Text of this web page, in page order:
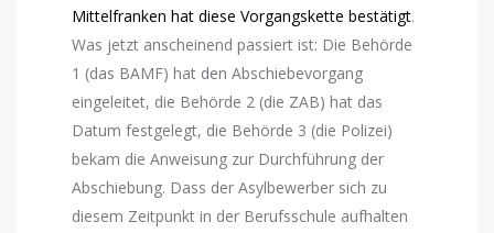
Mittelfranken hat diese Vorgangskette bestätigt.
Was jetzt anscheinend passiert ist: Die Behörde
1 (das BAMF) hat den Abschiebevorgang
eingeleitet, die Behörde 2 (die ZAB) hat das
Datum festgelegt, die Behörde 3 (die Polizei)
bekam die Anweisung zur Durchführung der
Abschiebung. Dass der Asylbewerber sich zu
diesem Zeitpunkt in der Berufsschule aufhalten